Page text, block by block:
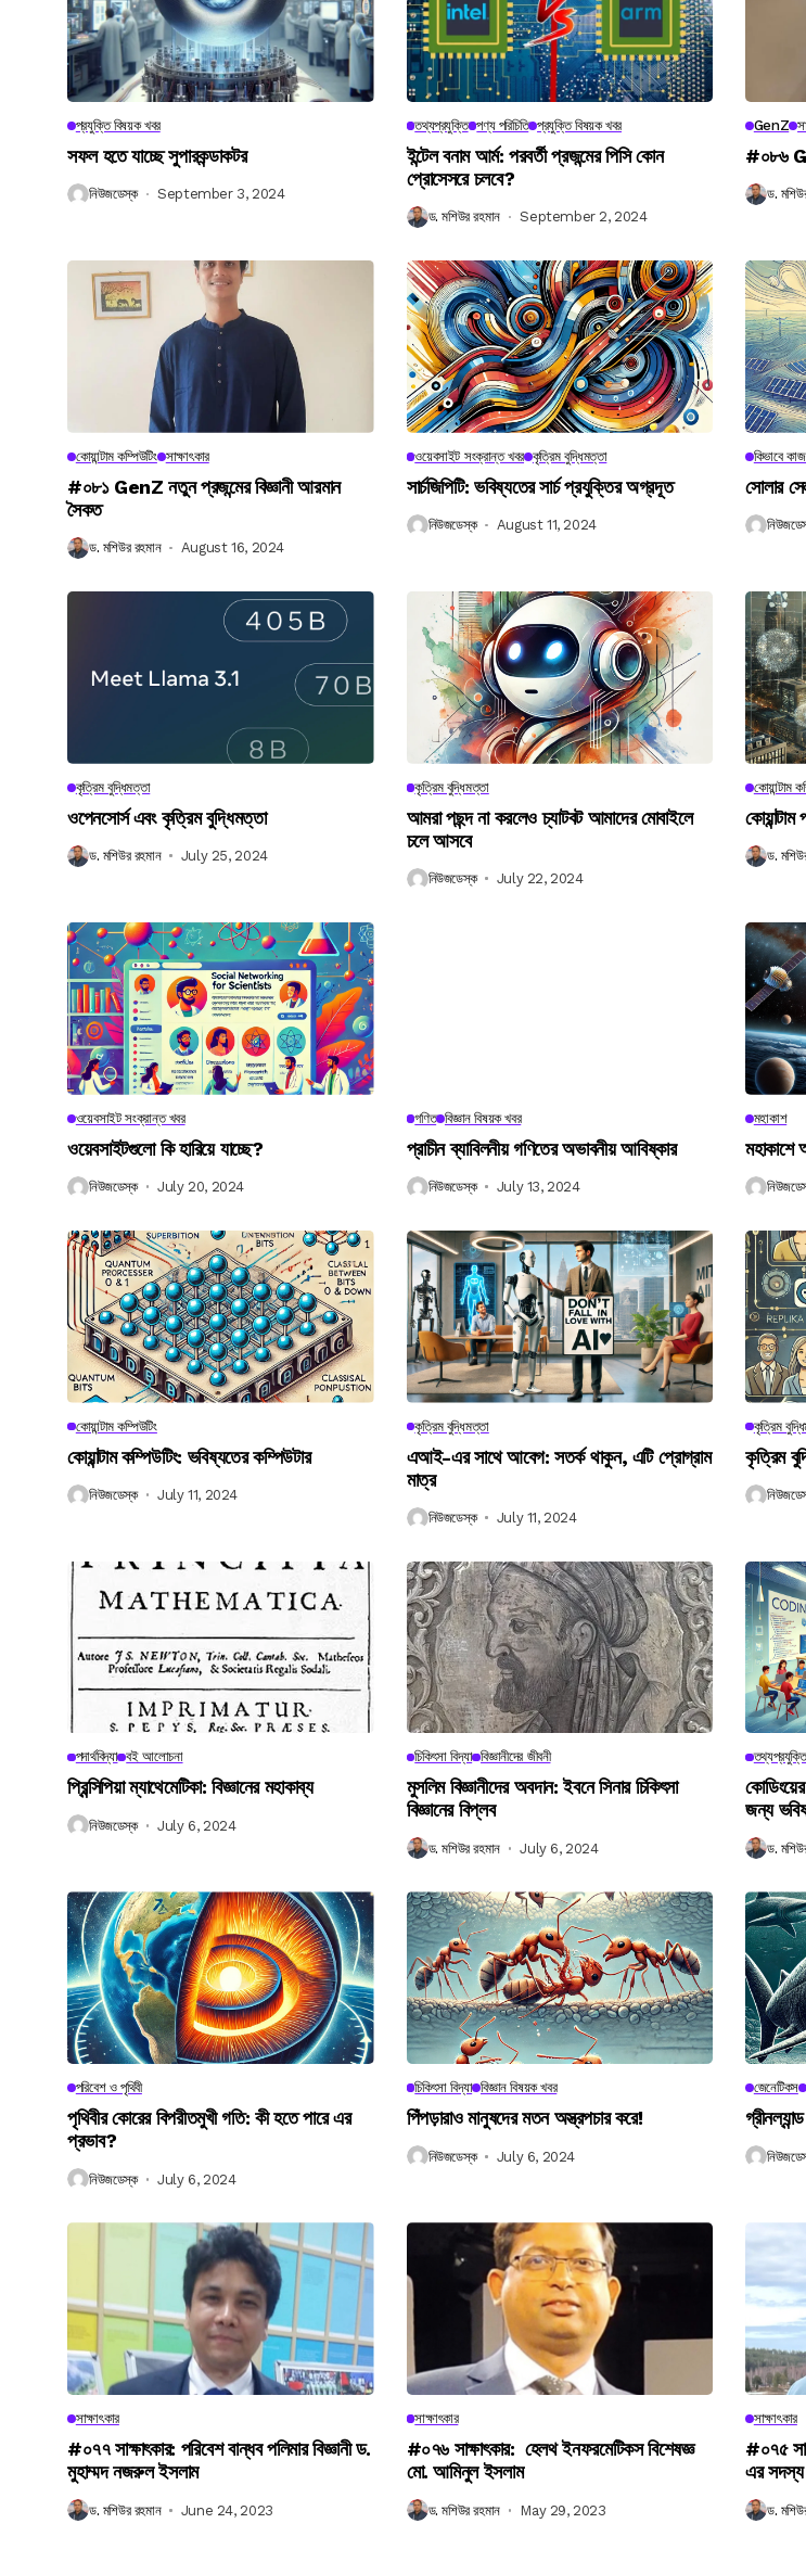
প্রযুক্তি বিষয়ক খবর
সফল হতে যাচ্ছে সুপারকন্ডাকটর
নিউজডেস্ক September 3, 2024
তথ্যপ্রযুক্তি পণ্য পরিচিতি প্রযুক্তি বিষয়ক খবর
ইন্টেল বনাম আর্ম: পরবর্তী প্রজন্মের পিসি কোন
প্রোসেসরে চলবে?
ড. মশিউর রহমান September 2, 2024
GenZ
#০৮৬
ড.
কোয়ান্টাম কম্পিউটিং সাক্ষাৎকার
#০৮১ GenZ নতুন প্রজন্মের বিজ্ঞানী আরমান
সৈকত
ড. মশিউর রহমান August 16, 2024
ওয়েবসাইট সংক্রান্ত খবর কৃত্রিম বুদ্ধিমত্তা
সার্চজিপিটি: ভবিষ্যতের সার্চ প্রযুক্তির অগ্রদূত
নিউজডেস্ক August 11, 2024
কিভাবে
সোলার
কৃত্রিম বুদ্ধিমত্তা
ওপেনসোর্স এবং কৃত্রিম বুদ্ধিমত্তা
ড. মশিউর রহমান July 25, 2024
কৃত্রিম বুদ্ধিমত্তা
আমরা পছন্দ না করলেও চ্যাটবট আমাদের মোবাইলে
চলে আসবে
নিউজডেস্ক July 22, 2024
কোয়ান্টাম
ড.
ওয়েবসাইট সংক্রান্ত খবর
ওয়েবসাইটগুলো কি হারিয়ে যাচ্ছে?
নিউজডেস্ক July 20, 2024
গণিত বিজ্ঞান বিষয়ক খবর
প্রাচীন ব্যাবিলনীয় গণিতের অভাবনীয় আবিষ্কার
নিউজডেস্ক July 13, 2024
মহাকাশ
মহাকাশে
কোয়ান্টাম কম্পিউটিং
কোয়ান্টাম কম্পিউটিং: ভবিষ্যতের কম্পিউটার
নিউজডেস্ক July 11, 2024
কৃত্রিম বুদ্ধিমত্তা
এআই-এর সাথে আবেগ: সতর্ক থাকুন, এটি প্রোগ্রাম
মাত্র
নিউজডেস্ক July 11, 2024
কৃত্রিম
কৃত্রিম
পদার্থবিদ্যা বই আলোচনা
প্রিন্সিপিয়া ম্যাথেমেটিকা: বিজ্ঞানের মহাকাব্য
নিউজডেস্ক July 6, 2024
চিকিৎসা বিদ্যা বিজ্ঞানীদের জীবনী
মুসলিম বিজ্ঞানীদের অবদান: ইবনে সিনার চিকিৎসা
বিজ্ঞানের বিপ্লব
ড. মশিউর রহমান July 6, 2024
জন্য
ড.
পরিবেশ ও পৃথিবী
পৃথিবীর কোরের বিপরীতমুখী গতি: কী হতে পারে এর
প্রভাব?
নিউজডেস্ক July 6, 2024
চিকিৎসা বিদ্যা বিজ্ঞান বিষয়ক খবর
পিঁপড়ারাও মানুষদের মতন অস্ত্রপচার করে!
নিউজডেস্ক July 6, 2024
জেনেটিকস
সাক্ষাৎকার
#০৭৭ সাক্ষাৎকার: পরিবেশ বান্ধব পলিমার বিজ্ঞানী ড.
মুহাম্মদ নজরুল ইসলাম
ড. মশিউর রহমান June 24, 2023
সাক্ষাৎকার
#০৭৬ সাক্ষাৎকার: হেলথ ইনফরমেটিকস বিশেষজ্ঞ
মো. আমিনুল ইসলাম
ড. মশিউর রহমান May 29, 2023
সাক্ষাৎকার
#০৭৫
এর সদস্য
ড.